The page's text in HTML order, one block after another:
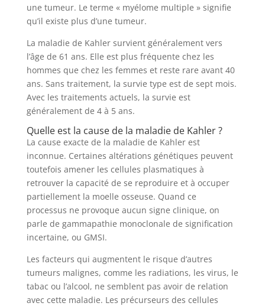
une tumeur. Le terme « myélome multiple » signifie
qu’il existe plus d’une tumeur.
La maladie de Kahler survient généralement vers
l’âge de 61 ans. Elle est plus fréquente chez les
hommes que chez les femmes et reste rare avant 40
ans. Sans traitement, la survie type est de sept mois.
Avec les traitements actuels, la survie est
généralement de 4 à 5 ans.
Quelle est la cause de la maladie de Kahler ?
La cause exacte de la maladie de Kahler est
inconnue. Certaines altérations génétiques peuvent
toutefois amener les cellules plasmatiques à
retrouver la capacité de se reproduire et à occuper
partiellement la moelle osseuse. Quand ce
processus ne provoque aucun signe clinique, on
parle de gammapathie monoclonale de signification
incertaine, ou GMSI.
Les facteurs qui augmentent le risque d’autres
tumeurs malignes, comme les radiations, les virus, le
tabac ou l’alcool, ne semblent pas avoir de relation
avec cette maladie. Les précurseurs des cellules